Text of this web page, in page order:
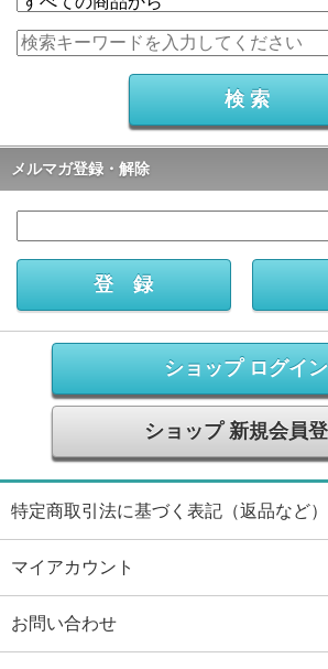
メルマガ登録・解除
ショップ ログイン
ショップ 新規会員
特定商取引法に基づく表記（返品など）
マイアカウント
お問い合わせ